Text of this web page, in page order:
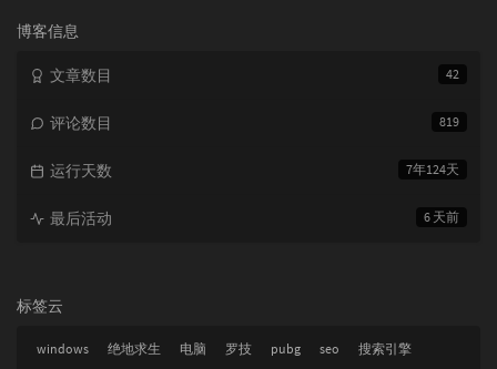
博客信息
42
文章数目
819
评论数目
7年124天
运行天数
6 天前
最后活动
标签云
windows 绝地求生 电脑 罗技 pubg seo 搜索引擎